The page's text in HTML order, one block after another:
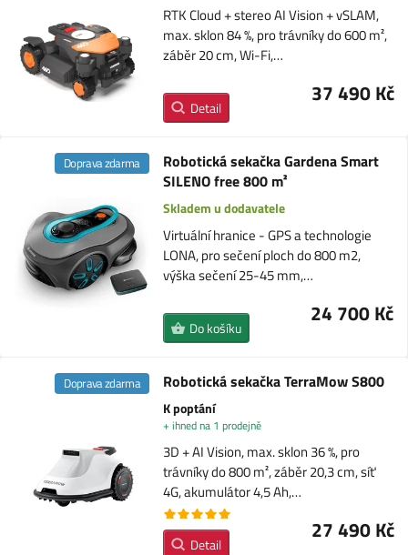
RTK Cloud + stereo AI Vision + vSLAM,
max. sklon 84 %, pro trávníky do 600 m²,
záběr 20 cm, Wi-Fi,…
37 490 Kč
Detail
Robotická sekačka Gardena Smart
SILENO free 800 m²
Doprava zdarma
Skladem u dodavatele
Virtuální hranice - GPS a technologie
LONA, pro sečení ploch do 800 m2,
výška sečení 25-45 mm,…
24 700 Kč
Do košíku
Robotická sekačka TerraMow S800
Doprava zdarma
K poptání
+ ihned na 1 prodejně
3D + AI Vision, max. sklon 36 %, pro
trávníky do 800 m², záběr 20,3 cm, síť
4G, akumulátor 4,5 Ah,…
27 490 Kč
Detail